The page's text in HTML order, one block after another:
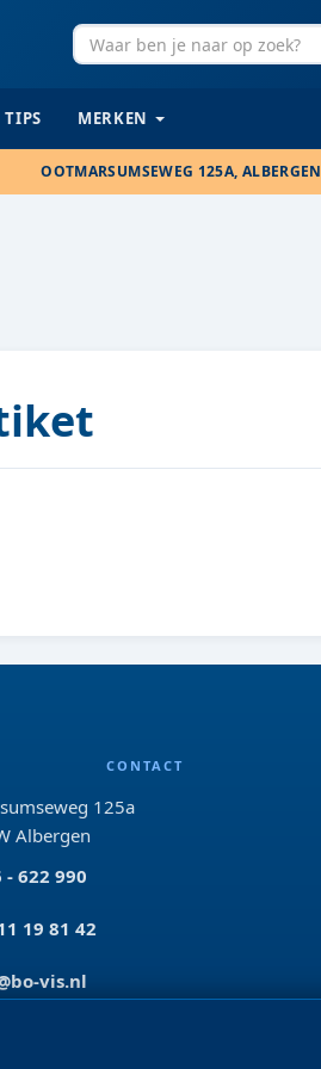
TIPS MERKEN
OOTMARSUMSEWEG 125A, ALBERGEN
CONTACT
125a
Albergen
- 622 990
19 81 42
vis.nl